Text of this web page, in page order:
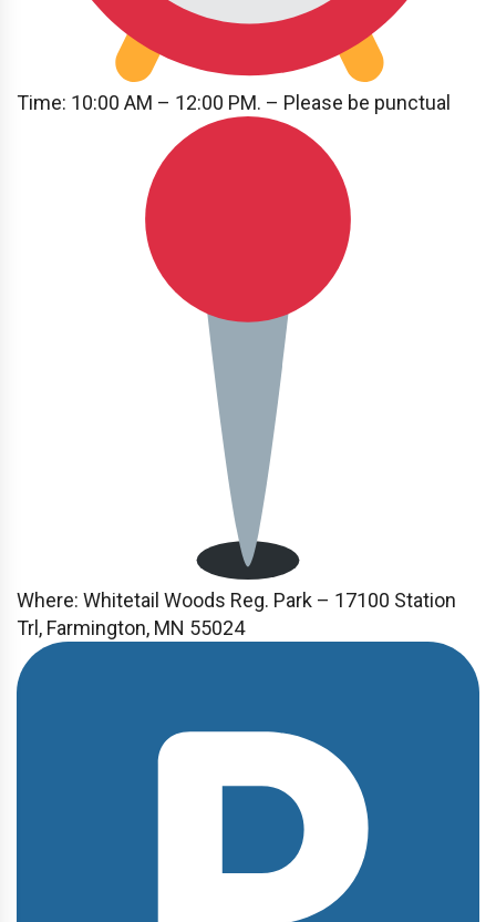
Time: 10:00 AM – 12:00 PM. – Please be punctual
Where: Whitetail Woods Reg. Park – 17100 Station
Trl, Farmington, MN 55024